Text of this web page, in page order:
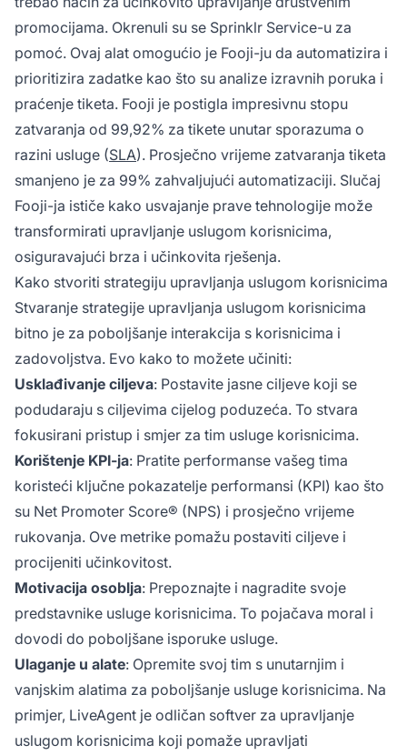
promocijama. Okrenuli su se Sprinklr Service-u za
pomoć. Ovaj alat omogućio je Fooji-ju da automatizira i
prioritizira zadatke kao što su analize izravnih poruka i
praćenje tiketa. Fooji je postigla impresivnu stopu
zatvaranja od 99,92% za tikete unutar sporazuma o
razini usluge (SLA). Prosječno vrijeme zatvaranja tiketa
smanjeno je za 99% zahvaljujući automatizaciji. Slučaj
Fooji-ja ističe kako usvajanje prave tehnologije može
transformirati upravljanje uslugom korisnicima,
osiguravajući brza i učinkovita rješenja.
Kako stvoriti strategiju upravljanja uslugom korisnicima
Stvaranje strategije upravljanja uslugom korisnicima
bitno je za poboljšanje interakcija s korisnicima i
zadovoljstva. Evo kako to možete učiniti:
Usklađivanje ciljeva: Postavite jasne ciljeve koji se
podudaraju s ciljevima cijelog poduzeća. To stvara
fokusirani pristup i smjer za tim usluge korisnicima.
Korištenje KPI-ja: Pratite performanse vašeg tima
koristeći ključne pokazatelje performansi (KPI) kao što
su Net Promoter Score® (NPS) i prosječno vrijeme
rukovanja. Ove metrike pomažu postaviti ciljeve i
procijeniti učinkovitost.
Motivacija osoblja: Prepoznajte i nagradite svoje
predstavnike usluge korisnicima. To pojačava moral i
dovodi do poboljšane isporuke usluge.
Ulaganje u alate: Opremite svoj tim s unutarnjim i
vanjskim alatima za poboljšanje usluge korisnicima. Na
primjer, LiveAgent je odličan softver za upravljanje
uslugom korisnicima koji pomaže upravljati